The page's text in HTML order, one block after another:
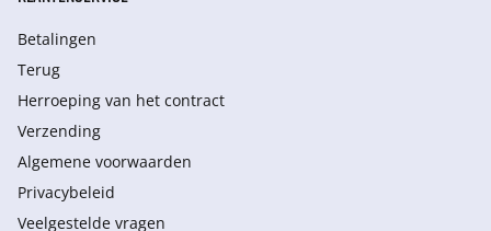
Betalingen
Terug
Herroeping van het contract
Verzending
Algemene voorwaarden
Privacybeleid
Veelgestelde vragen